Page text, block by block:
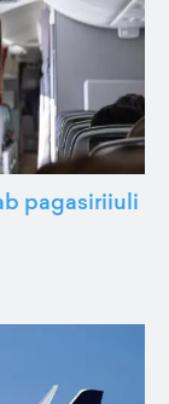
pagasiriiuli